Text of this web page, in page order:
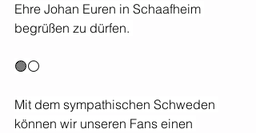
Ehre Johan Euren in Schaafheim
begrüßen zu dürfen.
🟢⚪️
Mit dem sympathischen Schweden
können wir unseren Fans einen